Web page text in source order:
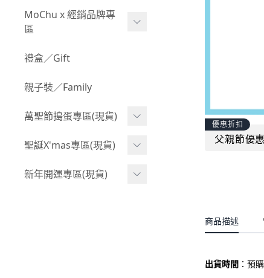
BABY 上身(短袖)
BABY 下身(短褲)
BABY 下身(長褲)
BABY 套裝(短袖)
BABY 套裝(長袖)
Boy 套裝(短袖)
叢林探險系列
小紳士系列
韓國小歐巴
Girl 下身(長褲)
Girl 套裝(短袖)
率性牛仔風
夢幻童話系列
小洋裝系列
Acc 襪子
Acc 鞋子
Acc 餐具
Acc 寢具
Acc 其他
泳裝
泳具
野餐趣
MoChu x 經銷品牌專
區
©Wonchi 台灣 ｜ 兒童軟
©Disney 美國｜嬰兒用品
©風車圖書 台灣｜兒童圖
嘴
禮盒／Gift
親子裝／Family
萬聖節搗蛋專區(現貨)
萬聖造型頭套(3歲以上)
萬聖.嬰幼兒(0-2歲)
聖誕X'mas專區(現貨)
聖誕.嬰幼兒(0-2歲)
新年開運專區(現貨)
優惠折扣
父親節優
商品描述
出貨時間 ：預